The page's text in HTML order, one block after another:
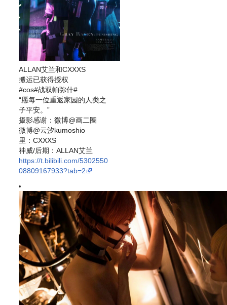
ALLAN艾兰和CXXXS
搬运已获得授权
#cos#战双帕弥什#
“愿每一位重返家园的人类之
子平安。”
摄影感谢：微博@画二圈
微博@云汐kumoshio
里：CXXXS
神威/后期：ALLAN艾兰
https://t.bilibili.com/5302550
08809167933?tab=2